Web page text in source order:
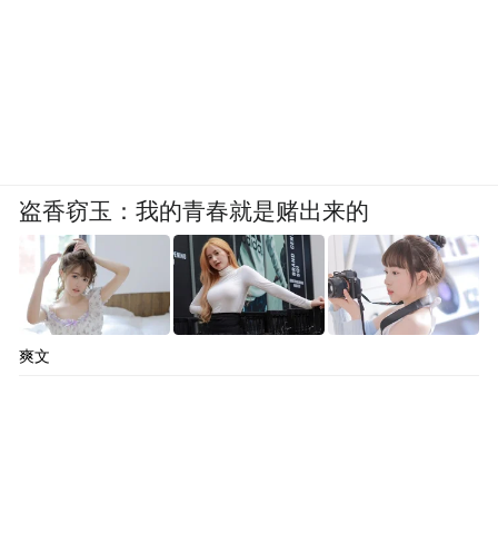
盗香窃玉：我的青春就是赌出来的
爽文